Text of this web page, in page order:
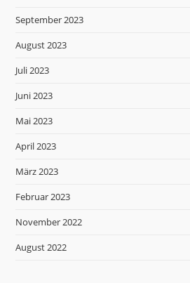
September 2023
August 2023
Juli 2023
Juni 2023
Mai 2023
April 2023
März 2023
Februar 2023
November 2022
August 2022